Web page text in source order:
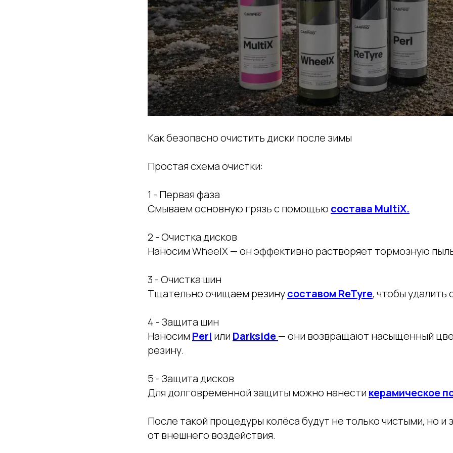
Как безопасно очистить диски после зимы
Простая схема очистки:
1 - Первая фаза
Смываем основную грязь с помощью состава MultiX.
2 - Очистка дисков
Наносим WheelX — он эффективно растворяет тормозную
3 - Очистка шин
Тщательно очищаем резинусоставом ReTyre, чтобы удалить
4 - Защита шин
Наносим Perl или Darkside— они возвращают насыщенный
резину.
5 - Защита дисков
Для долговременной защиты можно нанести керамическое
После такой процедуры колёса будут не только чистыми, но
от внешнего воздействия.